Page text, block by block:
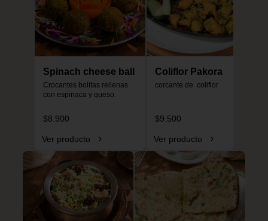
Spinach cheese ball
Crocantes bolitas rellenas
con espinaca y queso.
$8.900
Ver producto
Coliflor Pakora
corcante de  coliflor
$9.500
Ver producto